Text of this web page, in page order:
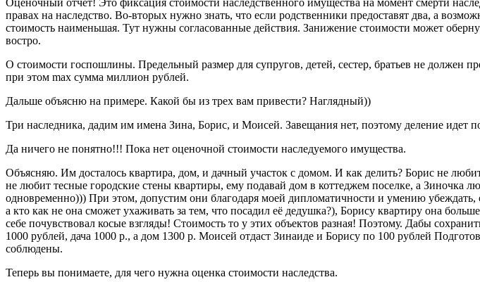
правах на наследство. Во-вторых нужно знать, что если родственники предоставят два, а
стоимость наименьшая. Тут нужны согласованные действия. Занижение стоимости может
востро.
О стоимости госпошлины. Предельный размер для супругов, детей, сестер, братьев не должен
при этом max сумма миллион рублей.
Дальше объясню на примере. Какой бы из трех вам привести? Наглядный))
Три наследника, дадим им имена Зина, Борис, и Моисей. Завещания нет, поэтому деление идет
Да ничего не понятно!!! Пока нет оценочной стоимости наследуемого имущества.
Объясняю. Им досталось квартира, дом, и дачный участок с домом. И как делить? Борис не
не любит тесные городские стены квартиры, ему подавай дом в коттеджем поселке, а Зиночка
одновременно))) При этом, допустим они благодаря моей дипломатичности и умению
а кто как не она сможет ухаживать за тем, что посадил её дедушка?), Борису квартиру она
себе почувствовал косые взгляды! Стоимость то у этих объектов разная! Поэтому. Дабы
1000 рублей, дача 1000 р., а дом 1300 р. Моисей отдаст Зинаиде и Борису по 100 рублей
соблюдены.
Теперь вы понимаете, для чего нужна оценка стоимости наследства.